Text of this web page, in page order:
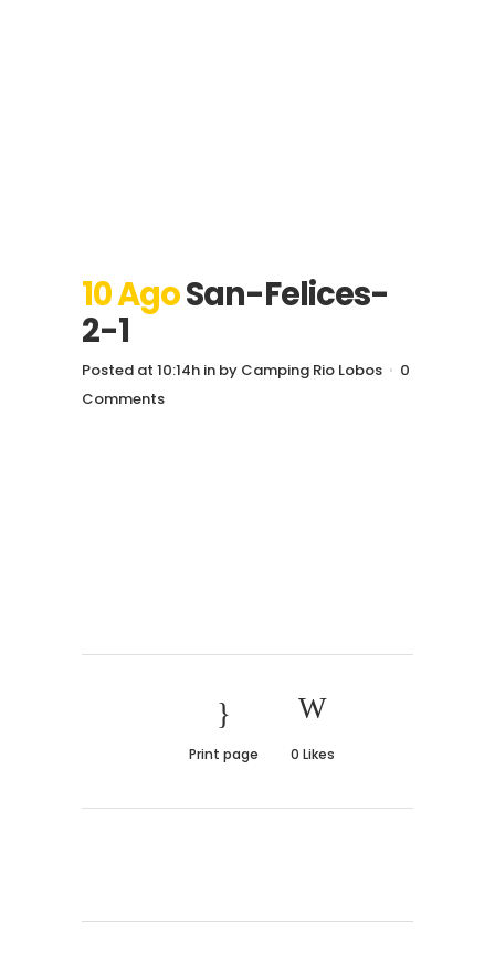
10 AgoSan-Felices-
2-1
Posted at 10:14h in by Camping Rio Lobos
0
Comments
Print page 0 Likes